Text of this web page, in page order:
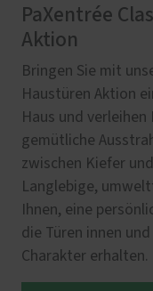
PaXentrée
Aktion
Bringen Sie mit
Haustüren Aktion
Haus und
gemütliche
zwischen Kiefer
Langlebige,
Ihnen, eine
die Türen innen
Charakter erhalten.